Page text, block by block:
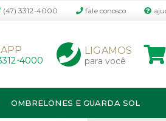
(47) 3312-4000 fale conosco
LIGAMOS
para você
4000
OMBRELONES E GUARDA SOL